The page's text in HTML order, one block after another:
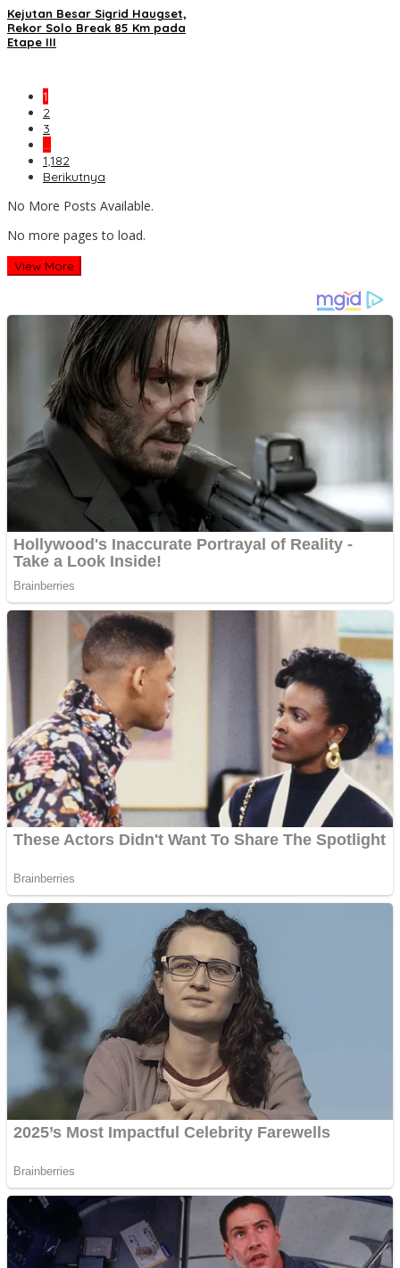
Kejutan Besar Sigrid Haugset,
Rekor Solo Break 85 Km pada
Etape III
1
2
3
…
1,182
Berikutnya
No More Posts Available.
No more pages to load.
View More